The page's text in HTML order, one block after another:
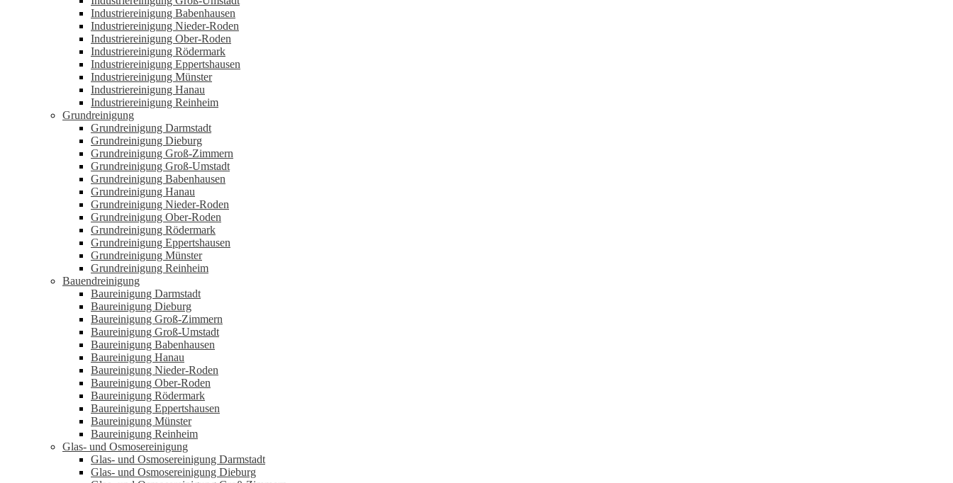
Industriereinigung Babenhausen
Industriereinigung Nieder-Roden
Industriereinigung Ober-Roden
Industriereinigung Rödermark
Industriereinigung Eppertshausen
Industriereinigung Münster
Industriereinigung Hanau
Industriereinigung Reinheim
Grundreinigung
Grundreinigung Darmstadt
Grundreinigung Dieburg
Grundreinigung Groß-Zimmern
Grundreinigung Groß-Umstadt
Grundreinigung Babenhausen
Grundreinigung Hanau
Grundreinigung Nieder-Roden
Grundreinigung Ober-Roden
Grundreinigung Rödermark
Grundreinigung Eppertshausen
Grundreinigung Münster
Grundreinigung Reinheim
Bauendreinigung
Baureinigung Darmstadt
Baureinigung Dieburg
Baureinigung Groß-Zimmern
Baureinigung Groß-Umstadt
Baureinigung Babenhausen
Baureinigung Hanau
Baureinigung Nieder-Roden
Baureinigung Ober-Roden
Baureinigung Rödermark
Baureinigung Eppertshausen
Baureinigung Münster
Baureinigung Reinheim
Glas- und Osmosereinigung
Glas- und Osmosereinigung Darmstadt
Glas- und Osmosereinigung Dieburg